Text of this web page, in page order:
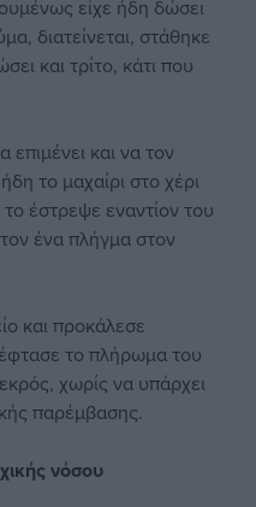
είχε ήδη δώσει
διατείνεται, στάθηκε
και τρίτο, κάτι που
και να τον
το μαχαίρι στο χέρι
έστρεψε εναντίον του
ένα πλήγμα στον
και προκάλεσε
το πλήρωμα του
χωρίς να υπάρχει
παρέμβασης.
νόσου